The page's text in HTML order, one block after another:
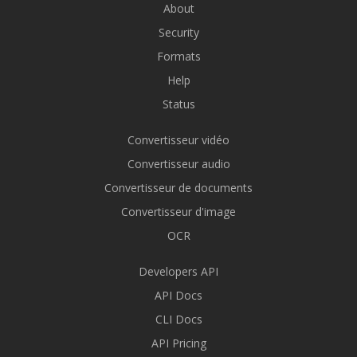
About
Security
Formats
Help
Status
Convertisseur vidéo
Convertisseur audio
Convertisseur de documents
Convertisseur d'image
OCR
Developers API
API Docs
CLI Docs
API Pricing